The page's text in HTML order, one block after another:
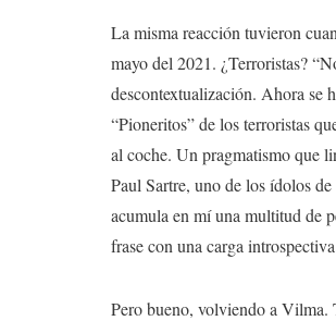
La misma reacción tuvieron
mayo del 2021. ¿Terroristas?
descontextualización. Ahora se
“Pioneritos” de los terroristas
al coche. Un pragmatismo que
Paul Sartre, uno de los ídolos
acumula en mí una multitud de
frase con una carga
Pero bueno, volviendo a Vilma.